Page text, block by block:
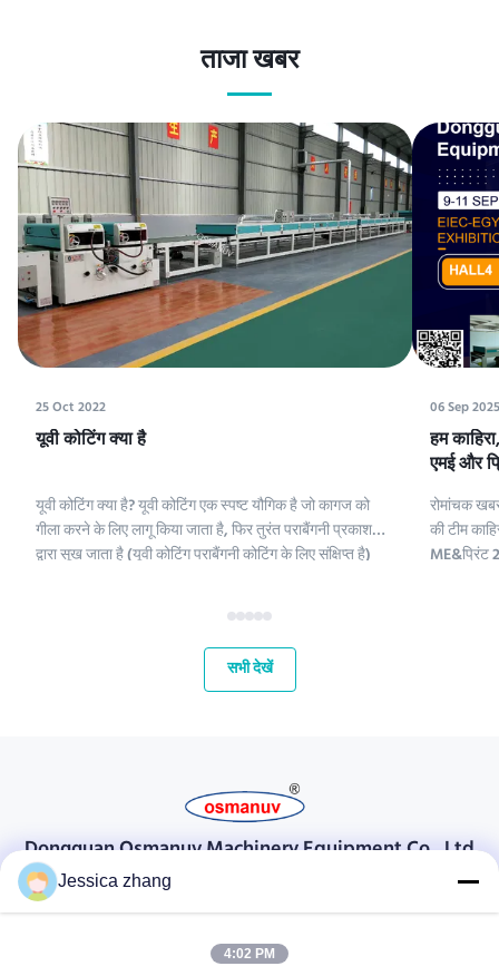
ताजा खबर
25 Oct 2022
यूवी कोटिंग क्या है
यूवी कोटिंग क्या है? यूवी कोटिंग एक स्पष्ट यौगिक है जो कागज को
गीला करने के लिए लागू किया जाता है, फिर तुरंत पराबैंगनी प्रकाश
द्वारा सूख जाता है (यूवी कोटिंग पराबैंगनी कोटिंग के लिए संक्षिप्त है)
कैओलिनिट शामिल हैं। इन यौगिकों को परिष्कृत क...
06 Sep 2025
हम
एमई और
रोमांचक
की टीम
ME&प्रिंट
सभी देखें
Dongguan Osmanuv Machinery Equipment Co., Ltd
डोंगगुआन ओस्मानुव मशीनरी उपकरण कं, लिमिटेड
Jessica zhang
4:02 PM